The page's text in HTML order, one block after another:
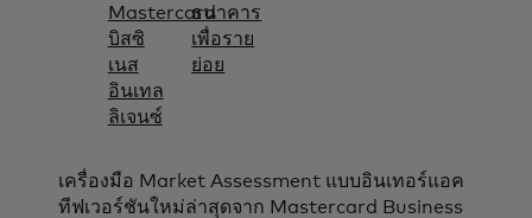
Mastercard
บิสซิ
เนส
อินเทล
ลิเจนซ์​
ธนาคาร
เพื่อราย
ย่อย
เครื่องมือ Market Assessment แบบอินเทอร์แอค
ทีฟเวอร์ชันใหม่ล่าสุดจาก Mastercard Business